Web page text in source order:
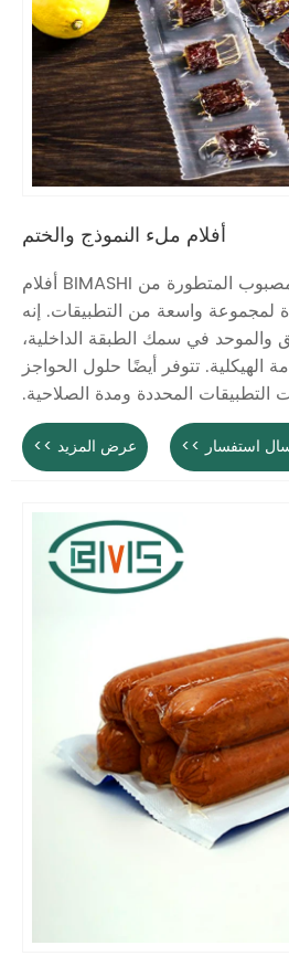
أفلام ملء النموذج والختم
توفر تكنولوجيا البثق المصبوب المتطورة من BIMASHI أفلام
لمجموعة واسعة من التطبيقات. إنه
والموحد في سمك الطبقة الداخلية،
الهيكلية. تتوفر أيضًا حلول الحواجز
التطبيقات المحددة ومدة الصلاحية.
عرض المزيد >> استفسار >>